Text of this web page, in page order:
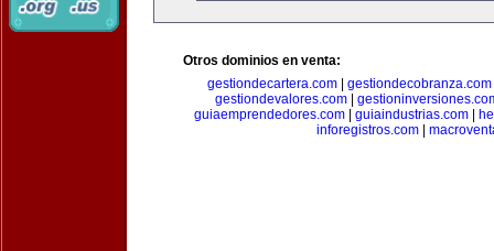
Otros dominios en venta:
gestiondecartera.com| gestiondecobranza.com
gestiondevalores.com|
guiaemprendedores.com
guiaindustrias.com
inforegistros.com